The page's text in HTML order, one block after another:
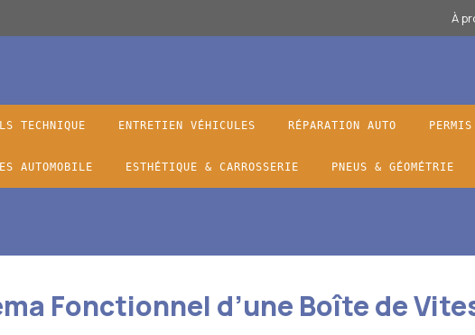
À
TECHNIQUE ENTRETIEN VÉHICULES RÉPARATION AUTO
AUTOMOBILE ESTHÉTIQUE & CARROSSERIE PNEUS & GÉOMÉTRIE
Fonctionnel d’une Boîte de